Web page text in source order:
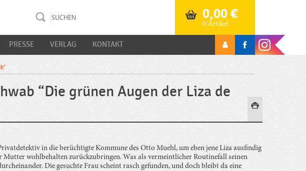
0,00€
0 Artikel
PRESSE VERLAG KONTAKT
“Die grünen Augen der Liza de
in die berüchtigte Kommune des Otto Muehl, um eben jene Liza ausfindig
wohlbehalten zurückzubringen. Was als vermeintlicher Routinefall seinen
Die gesuchte Frau scheint rasch gefunden, und doch bleibt da eine